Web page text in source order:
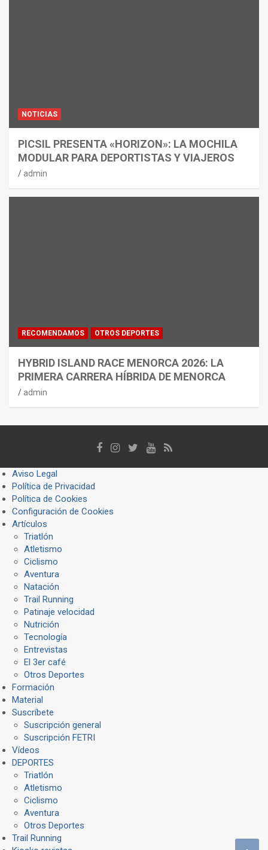
NOTICIAS
PICSIL PRESENTA «HORIZON»: LA MOCHILA
MODULAR PARA DEPORTISTAS Y VIAJEROS
admin
RECOMENDAMOS OTROS DEPORTES
HYBRID ISLAND RACE MENORCA 2026: LA
PRIMERA CARRERA HÍBRIDA DE MENORCA
admin
Aviso Legal
Política de Privacidad
Política de Cookies
Configuración de Cookies
Artículos
Triatlón
Atletismo
Ciclismo
Aventura
Natación
Trail Running
Patinaje velocidad
Nutrición
Tecnología
Entrevistas
El 3er café
Otros Deportes
Formación
Material
Suscríbete
Suscripción general
Suscripción FETRI
Vídeos
DEPORTES
Triatlón
Atletismo
Ciclismo
Aventura
Otros Deportes
Trail Running